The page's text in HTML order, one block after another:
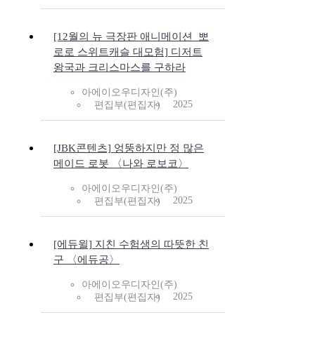
[12월의 뉴 극장판 애니메이션_뽀
로로 스위트캐슬 대모험] 디저트
왕국과 크리스마스를 구하라
아에이오우디자인(주)
편집부(편집자)
2025
[JBK콘텐츠] 엉뚱하지만 정 많은
메이드 로봇 〈나와 로보코〉
아에이오우디자인(주)
편집부(편집자)
2025
[에듀윌] 지친 수험생의 따뜻한 친
구 〈에듀공〉
아에이오우디자인(주)
편집부(편집자)
2025